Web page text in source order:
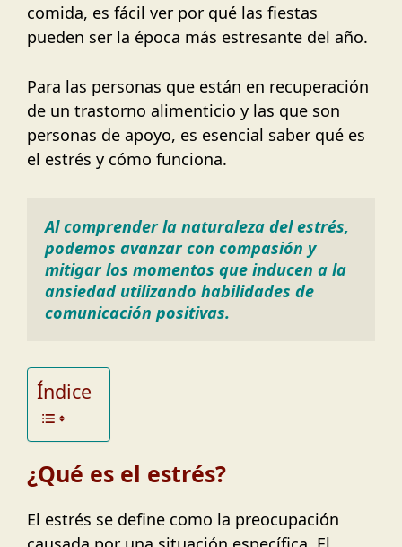
comida, es fácil ver por qué las fiestas
pueden ser la época más estresante del año.
Para las personas que están en recuperación
de un trastorno alimenticio y las que son
personas de apoyo, es esencial saber qué es
el estrés y cómo funciona.
Al comprender la naturaleza del estrés,
podemos avanzar con compasión y
mitigar los momentos que inducen a la
ansiedad utilizando habilidades de
comunicación positivas.
Índice
¿Qué es el estrés?
El estrés se define como la preocupación